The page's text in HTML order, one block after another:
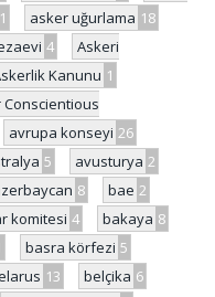
asker uğurlama 18
4
Askeri
Kanunu 1
avrupa konseyi 26
5 avusturya 2
8 bae 2
komitesi 4 bakaya 8
basra körfezi 5
13 belçika 6